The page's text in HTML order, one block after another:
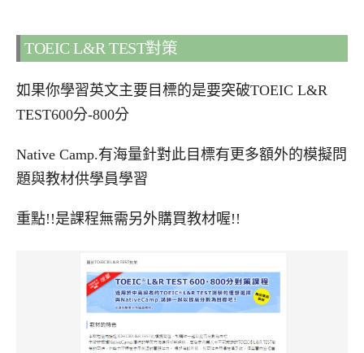
TOEIC L&R TEST對策
如果你學習英文主要目標的是要突破TOEIC L&R
TEST600分-800分
Native Camp.有海量針對此目標有更多額外的模擬問
題與教材供學員學習
重點!!是課程無需另外購買教材喔!!